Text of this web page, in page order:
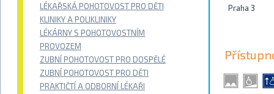
LÉKAŘSKÁ POHOTOVOST PRO DĚTI
KLINIKY A POLIKLINIKY
LÉKÁRNY S POHOTOVOSTNÍM
PROVOZEM
ZUBNÍ POHOTOVOST PRO DOSPĚLÉ
ZUBNÍ POHOTOVOST PRO DĚTI
PRAKTIČTÍ A ODBORNÍ LÉKAŘI
Praha 3